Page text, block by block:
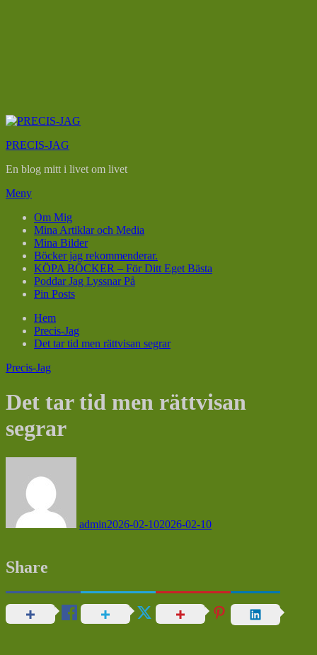
Hoppa
innehåll
PRECIS-JAG
En blog mitt i livet om livet
Meny
Om Mig
Mina Artiklar och Media
Mina Bilder
Böcker jag rekommenderar.
KÖPA BÖCKER – För Ditt Eget Bästa
Poddar Jag Lyssnar På
Pin Posts
Hem
Precis-Jag
Det tar tid men rättvisan segrar
Precis-Jag
Det tar tid men rättvisan
segrar
admin2026-02-102026-02-10
Share